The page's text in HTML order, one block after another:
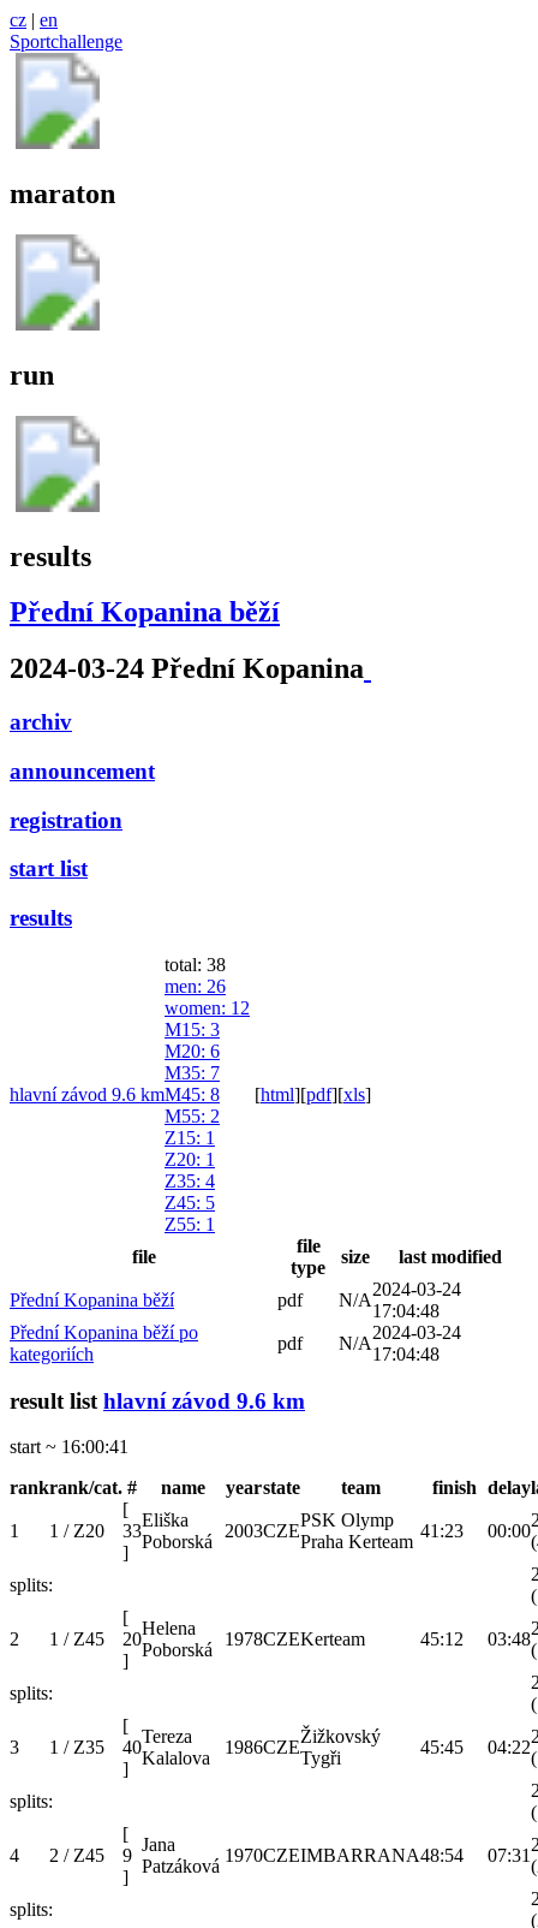
cz | en
Sportchallenge
maraton
run
results
Přední Kopanina běží
2024-03-24 Přední Kopanina
archiv
announcement
registration
start list
results
hlavní závod 9.6 km
total: 38
men: 26
women: 12
M15: 3
M20: 6
M35: 7
M45: 8
M55: 2
Z15: 1
Z20: 1
Z35: 4
Z45: 5
Z55: 1
[html][pdf][xls]
file
file
type
size last modified
Přední Kopanina běží pdf N/A
2024-03-24
17:04:48
Přední Kopanina běží po
kategoriích
pdf N/A
2024-03-24
17:04:48
result list hlavní závod 9.6 km
start ~ 16:00:41
rankrank/cat. # name yearstate team finish delay
1 1 / Z20
[
33
]
Eliška
Poborská
2003CZE
PSK Olymp
Praha Kerteam
41:23 00:00
splits:
2 1 / Z45
[
20
]
Helena
Poborská
1978CZEKerteam 45:12 03:48
splits:
3 1 / Z35
[
40
]
Tereza
Kalalova
1986CZE
Žižkovský
Tygři
45:45 04:22
splits:
4 2 / Z45
[
9
]
Jana
Patzáková
1970CZEIMBARRANA48:54 07:31
splits: